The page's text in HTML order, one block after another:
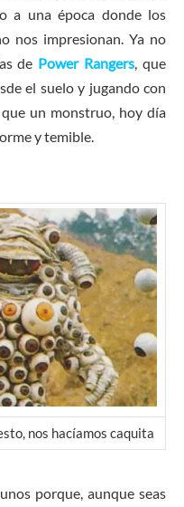
a una época donde los
nos impresionan. Ya no
de Power Rangers, que
el suelo y jugando con
un monstruo, hoy día
y temible.
nos hacíamos caquita
porque, aunque seas